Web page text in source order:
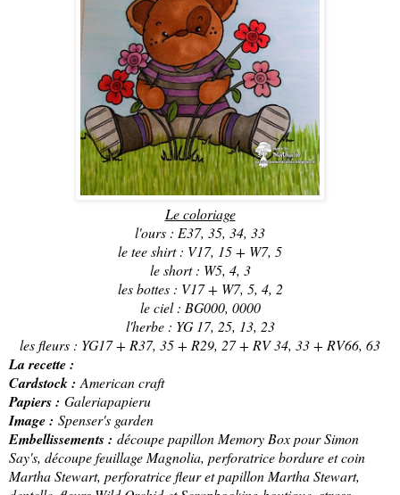
Le coloriage
l'ours : E37, 35, 34, 33
le tee shirt : V17, 15 + W7, 5
le short : W5, 4, 3
les bottes : V17 + W7, 5, 4, 2
le ciel : BG000, 0000
l'herbe : YG 17, 25, 13, 23
les fleurs : YG17 + R37, 35 + R29, 27 + RV 34, 33 + RV66, 63
La recette :
Cardstock : American craft
Papiers : Galeriapapieru
Image : Spenser's garden
Embellissements : découpe papillon Memory Box pour Simon
Say's, découpe feuillage Magnolia, perforatrice bordure et coin
Martha Stewart, perforatrice fleur et papillon Martha Stewart,